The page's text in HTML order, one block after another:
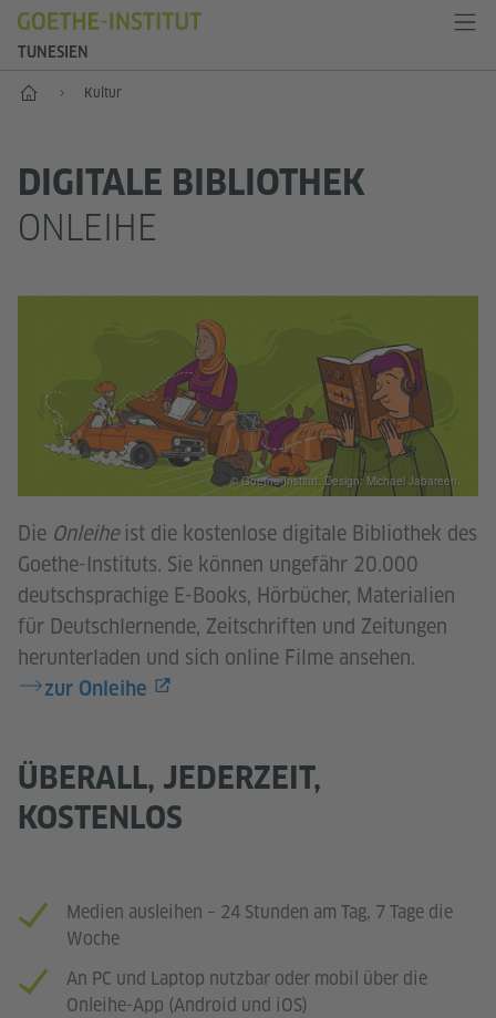
TUNESIEN
Start Kultur
DIGITALE BIBLIOTHEK
ONLEIHE
© Goethe-Institut. Design: Michael Jabareen.
Die Onleiheist die kostenlose digitale Bibliothek des
Goethe-Instituts. Sie können ungefähr 20.000
deutschsprachige E-Books, Hörbücher, Materialien
für Deutschlernende, Zeitschriften und Zeitungen
herunterladen und sich online Filme ansehen.
zur Onleihe
ÜBERALL, JEDERZEIT,
KOSTENLOS
Medien ausleihen – 24 Stunden am Tag, 7 Tage die
Woche
An PC und Laptop nutzbar oder mobil über die
Onleihe-App (Android und iOS)